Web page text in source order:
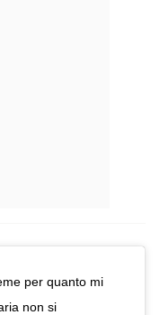
per quanto mi
non si